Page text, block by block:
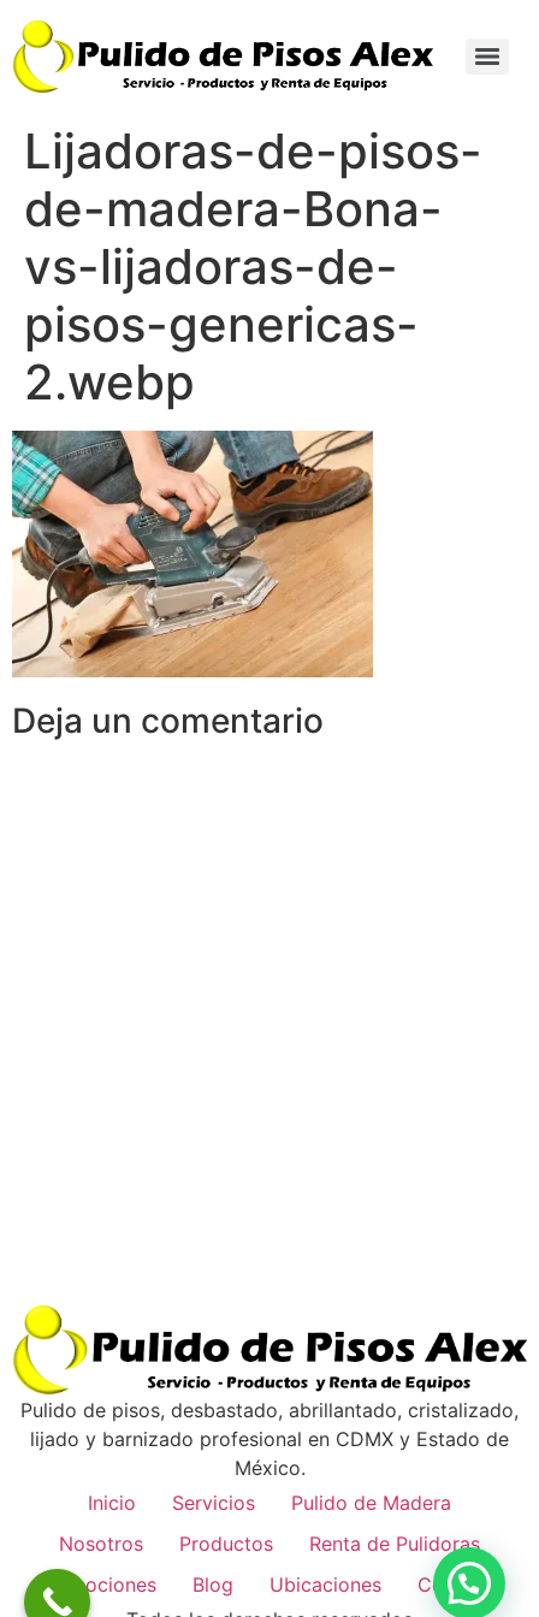
Lijadoras-de-pisos-
de-madera-Bona-
vs-lijadoras-de-
pisos-genericas-
2.webp
Deja un comentario
Pulido de pisos, desbastado, abrillantado, cristalizado,
lijado y barnizado profesional en CDMX y Estado de
México.
Inicio
Servicios
Pulido de Madera
Nosotros
Productos
Renta de Pulidoras
Promociones
Blog Ubicaciones
Contacto